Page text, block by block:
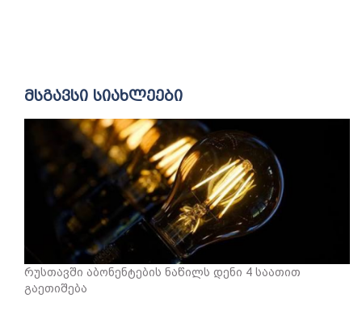
მსგავსი სიახლეები
რუსთავში აბონენტების ნაწილს დენი 4 საათით
გაეთიშება